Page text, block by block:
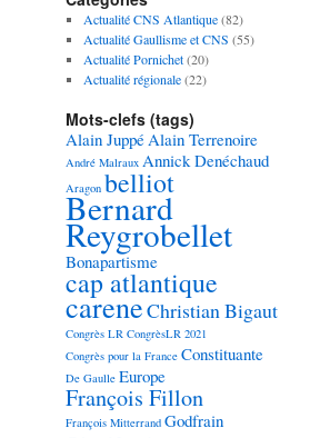
Actualité CNS Atlantique(82)
Actualité Gaullisme et CNS (55)
Actualité Pornichet(20)
Actualité régionale(22)
Mots-clefs (tags)
Alain JuppéAlain Terrenoire
André Malraux Annick Denéchaud
Aragon belliot
Bernard
Reygrobellet
Bonapartisme
cap atlantique
careneChristian Bigaut
Congrès LR CongrèsLR 2021
Congrès pour la France Constituante
De Gaulle Europe
François Fillon
François Mitterrand Godfrain